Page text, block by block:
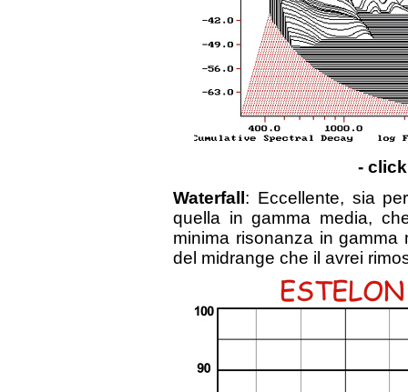
-
Waterfall: Eccellente, sia
quella in gamma media,
minima risonanza in gamma
del midrange che il avrei